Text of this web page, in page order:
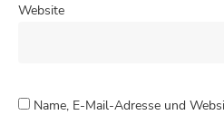
Website
Name, E-Mail-Adresse und